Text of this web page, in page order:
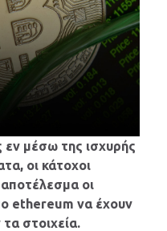
εν μέσω της ισχυρής
οι κάτοχοι
οι
ethereum να έχουν
στοιχεία.